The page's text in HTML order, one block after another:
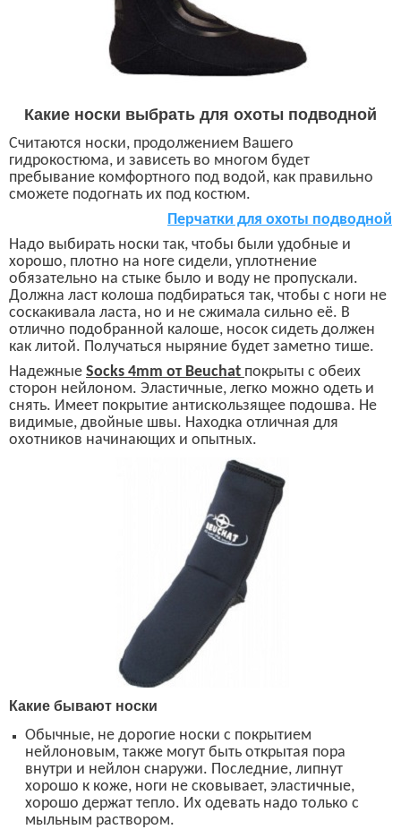
Какие носки выбрать для охоты подводной
Считаются носки, продолжением Вашего
гидрокостюма, и зависеть во многом будет
пребывание комфортного под водой, как правильно
сможете подогнать их под костюм.
Перчатки для охоты подводной
Надо выбирать носки так, чтобы были удобные и
хорошо, плотно на ноге сидели, уплотнение
обязательно на стыке было и воду не пропускали.
Должна ласт колоша подбираться так, чтобы с ноги не
соскакивала ласта, но и не сжимала сильно её. В
отлично подобранной калоше, носок сидеть должен
как литой. Получаться ныряние будет заметно тише.
Надежные Socks 4mm от Beuchat покрыты с обеих
сторон нейлоном. Эластичные, легко можно одеть и
снять. Имеет покрытие антискользящее подошва. Не
видимые, двойные швы. Находка отличная для
охотников начинающих и опытных.
Какие бывают носки
Обычные, не дорогие носки с покрытием
нейлоновым, также могут быть открытая пора
внутри и нейлон снаружи. Последние, липнут
хорошо к коже, ноги не сковывает, эластичные,
хорошо держат тепло. Их одевать надо только с
мыльным раствором.